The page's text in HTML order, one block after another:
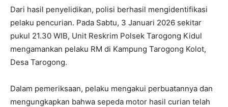
Dari hasil penyelidikan, polisi berhasil mengidentifikasi
pelaku pencurian. Pada Sabtu, 3 Januari 2026 sekitar
pukul 21.30 WIB, Unit Reskrim Polsek Tarogong Kidul
mengamankan pelaku RM di Kampung Tarogong Kolot,
Desa Tarogong.
Dalam pemeriksaan, pelaku mengakui perbuatannya dan
mengungkapkan bahwa sepeda motor hasil curian telah